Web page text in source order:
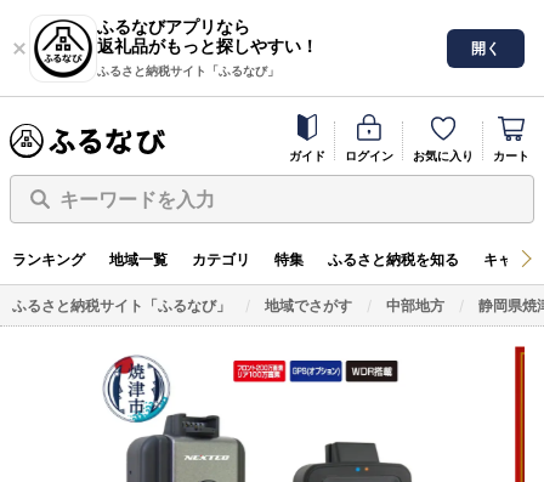
ふるなびアプリなら
返礼品がもっと探しやすい！
ふるさと納税サイト「ふるなび」
開く
ガイド ログイン お気に入り カート
キーワードを入力
ランキング 地域一覧 カテゴリ 特集 ふるさと納税を知る キャン
ふるさと納税サイト「ふるなび」 地域でさがす 中部地方 静岡県焼